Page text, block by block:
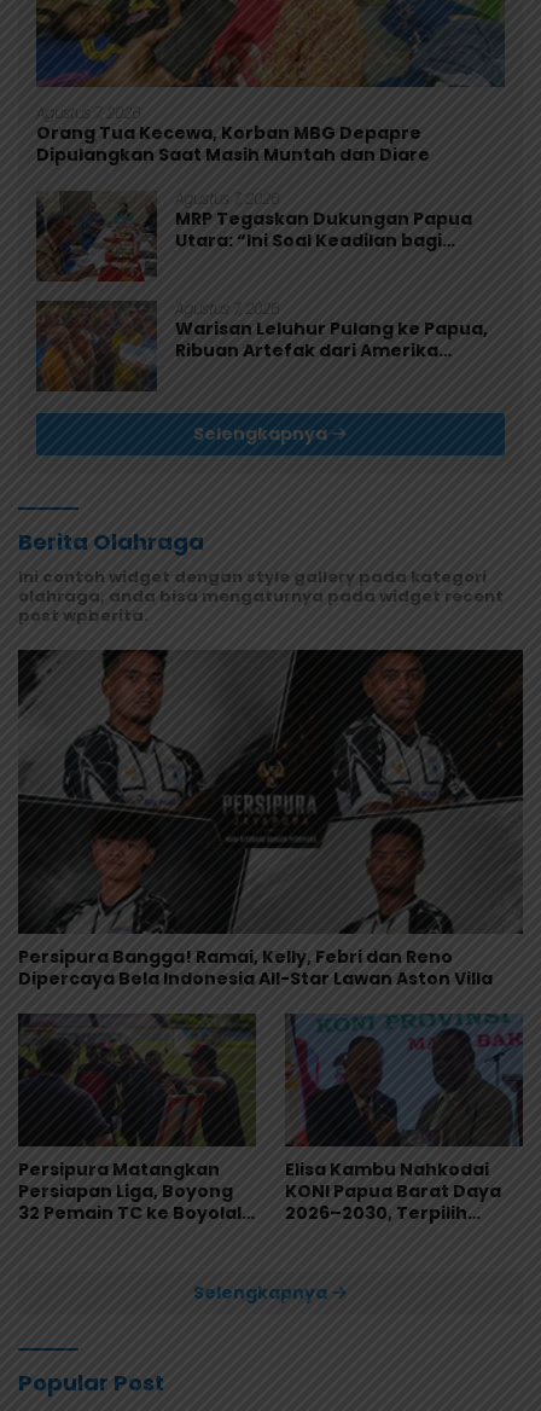
Agustus 7, 2026
Orang Tua Kecewa, Korban MBG Depapre
Dipulangkan Saat Masih Muntah dan Diare
Agustus 7, 2026
MRP Tegaskan Dukungan Papua
Utara: “Ini Soal Keadilan bagi
Agustus 7, 2026
Warisan Leluhur Pulang ke Papua,
Ribuan Artefak dari Amerika
Selengkapnya
Berita Olahraga
Ini contoh widget dengan style gallery pada kategori
olahraga, anda bisa mengaturnya pada widget recent
post wpberita.
Persipura Bangga! Ramai, Kelly, Febri dan Reno
Dipercaya Bela Indonesia All-Star Lawan Aston Villa
Persipura Matangkan
Persiapan Liga, Boyong
32 Pemain TC ke Boyolali
Elisa Kambu Nahkodai
KONI Papua Barat Daya
2026–2030, Terpilih
Selengkapnya
Popular Post